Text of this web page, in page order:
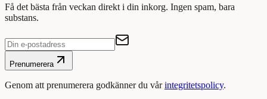
Få det bästa från veckan direkt i din inkorg. Ingen spam, bara
substans.
Prenumerera
Genom att prenumerera godkänner du vår integritetspolicy.